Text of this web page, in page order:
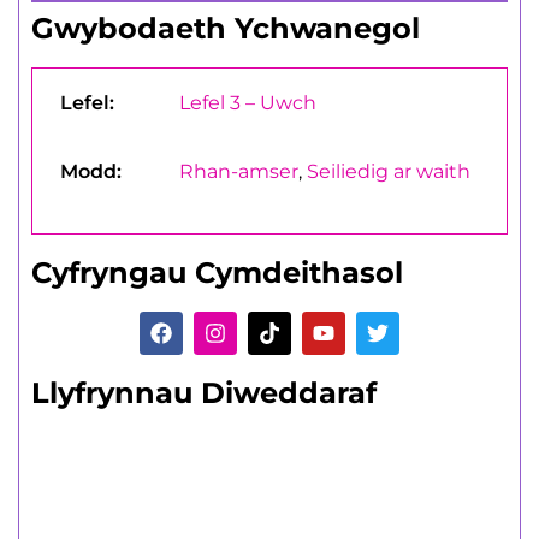
Gwybodaeth Ychwanegol
Lefel: Lefel 3 – Uwch
Modd: Rhan-amser, Seiliedig ar waith
Cyfryngau Cymdeithasol
Llyfrynnau Diweddaraf